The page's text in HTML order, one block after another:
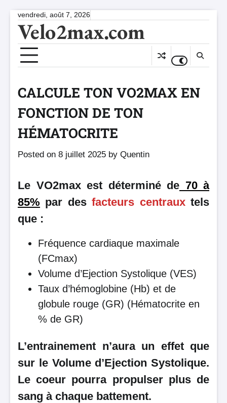
Skip
content
vendredi, août 7, 2026
Velo2max.com
CALCULE TON VO2MAX EN
FONCTION DE TON
HÉMATOCRITE
Posted on 8 juillet 2025 by Quentin
Le VO2max est déterminé de 70 à
85% par desfacteurs centrauxtels
que :
Fréquence cardiaque maximale
(FCmax)
Volume d’Ejection Systolique (VES)
Taux d’hémoglobine (Hb) et de
globule rouge (GR) (Hématocrite en
% de GR)
L’entrainement n’aura un effet que
sur le Volume d’Ejection Systolique.
Le coeur pourra propulser plus de
sang à chaque battement.